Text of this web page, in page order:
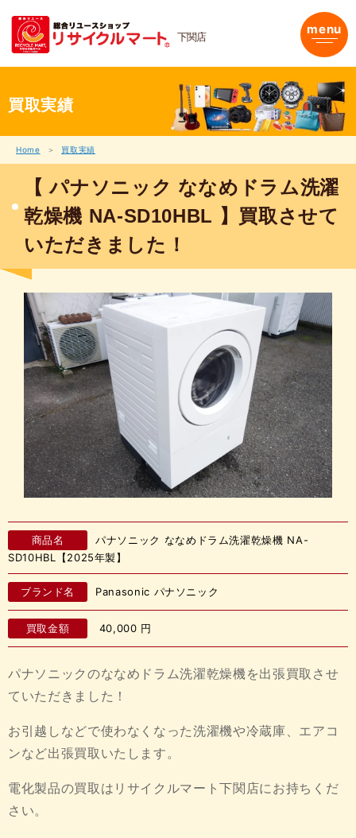
キ
プ
下関店 menu
買取実績
Home 買取実績
【 パナソニック ななめドラム洗濯
乾燥機 NA-SD10HBL 】買取させて
いただきました！
商品名
パナソニック ななめドラム洗濯乾燥機 NA-
SD10HBL【2025年製】
ブランド名 Panasonic パナソニック
買取金額 40,000 円
パナソニックのななめドラム洗濯乾燥機を出張買取させ
ていただきました！
お引越しなどで使わなくなった洗濯機や冷蔵庫、エアコ
ンなど出張買取いたします。
電化製品の買取はリサイクルマート下関店にお持ちくだ
さい。